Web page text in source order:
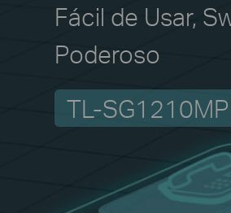
Fácil de Usar,
Poderoso
TL-